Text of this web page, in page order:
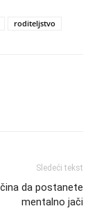
roditeljstvo
Sledeći tekst
da postanete
mentalno jači